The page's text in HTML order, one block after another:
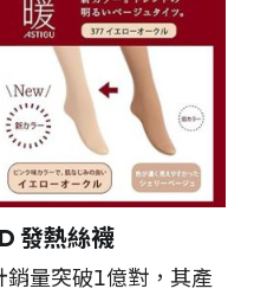
發熱絲襪
銷量突破1億對，其產